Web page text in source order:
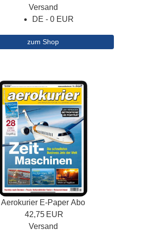
Versand
DE - 0 EUR
zum Shop
Aerokurier E-Paper Abo
42,75 EUR
Versand